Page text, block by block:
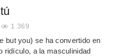
1.369
but you) se ha convertido en
ridículo, a la masculinidad